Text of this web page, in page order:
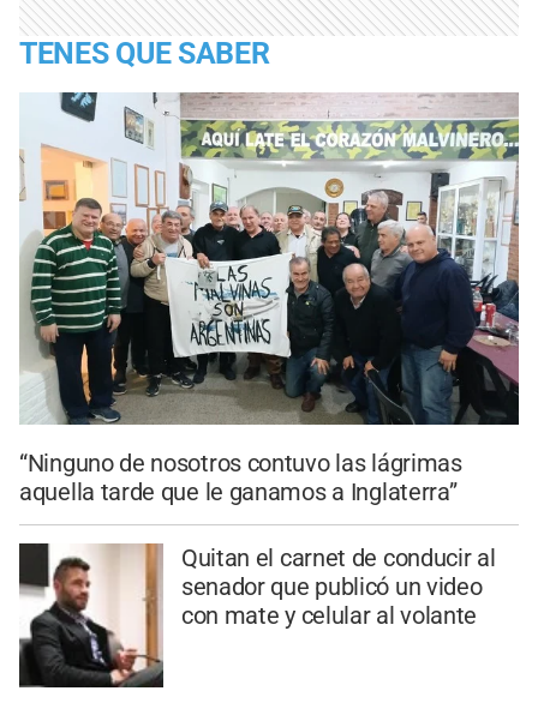
TENES QUE SABER
“Ninguno de nosotros contuvo las lágrimas
aquella tarde que le ganamos a Inglaterra”
Quitan el carnet de conducir al
senador que publicó un video
con mate y celular al volante